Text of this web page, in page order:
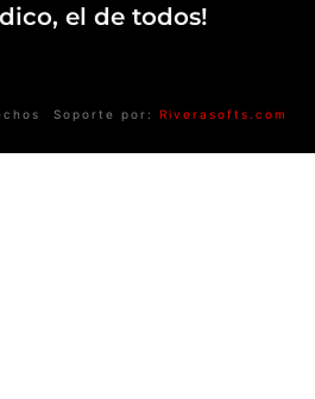
el de todos!
Soporte por: Riverasofts.com